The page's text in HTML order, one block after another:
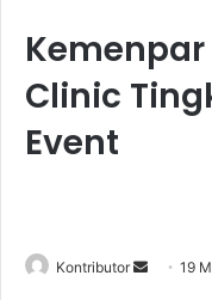
Clinic
Event
Kontributor 19